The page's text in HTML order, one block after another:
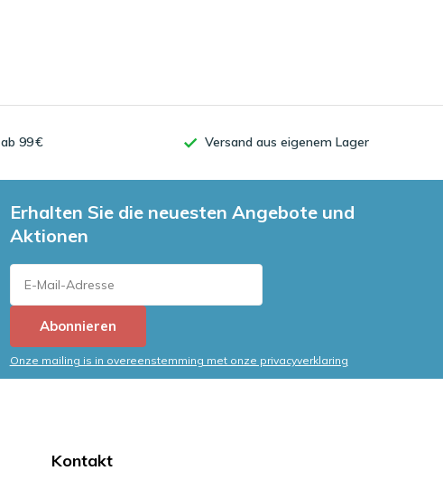
99 € Versand aus eigenem Lager
Erhalten Sie die neuesten Angebote und
Aktionen
Abonnieren
Onze mailing is in overeenstemming met onze privacyverklaring
Kontakt